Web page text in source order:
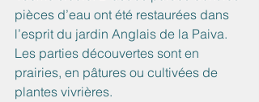
pièces d’eau ont été restaurées dans
l’esprit du jardin Anglais de la Paiva.
Les parties découvertes sont en
prairies, en pâtures ou cultivées de
plantes vivrières.